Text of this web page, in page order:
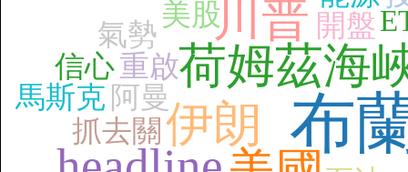
布
伊朗
荷姆茲海
川普
重啟
抓去關
開盤
阿曼
美股
氣勢
馬斯克
信心